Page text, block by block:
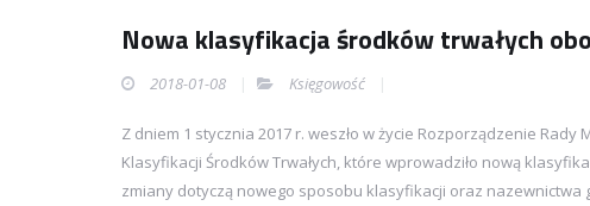
Nowa klasyfikacja środków trwałych
2018-01-08 Księgowość
Z dniem 1 stycznia 2017 r. weszło w życie Rozporządzenie Rady
Klasyfikacji Środków Trwałych, które wprowadziło nową
zmiany dotyczą nowego sposobu klasyfikacji oraz nazewnictwa